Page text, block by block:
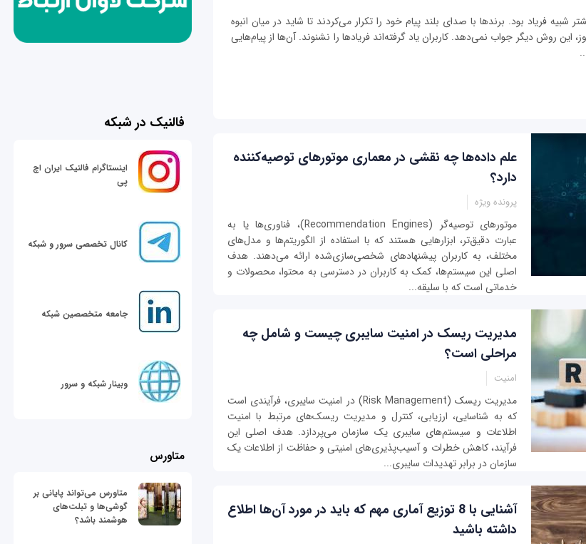
شبیه فریاد بود. برندها با صدای بلند پیام خود را تکرار می‌کردند تا شاید در میان انبوه
این روش دیگر جواب نمی‌دهد. کاربران یاد گرفته‌اند فریادها را نشنوند. آن‌ها از پیام‌هایی
علم داده‌ها چه نقشی در معماری موتورهای توصیه‌کننده
دارد؟
پرونده ویژه
موتورهای توصیه‌گر (Recommendation Engines)، فناوری‌ها یا به
عبارت دقیق‌تر، ابزارهایی هستند که با استفاده از الگوریتم‌ها و مدل‌های
مختلف، به کاربران پیشنهادهای شخصی‌سازی‌شده ارائه می‌دهند. هدف
اصلی این سیستم‌ها، کمک به کاربران در دسترسی به محتوا، محصولات و
خدماتی است که با سلیقه...
مدیریت ریسک در امنیت سایبری چیست و شامل چه
مراحلی است؟
امنیت
مدیریت ریسک (Risk Management) در امنیت سایبری، فرآیندی است
که به شناسایی، ارزیابی، کنترل و مدیریت ریسک‌های مرتبط با امنیت
اطلاعات و سیستم‌های سایبری یک سازمان می‌پردازد. هدف اصلی این
فرآیند، کاهش خطرات و آسیب‌پذیری‌های امنیتی و حفاظت از اطلاعات یک
سازمان در برابر تهدیدات سایبری...
آشنایی با 8 توزیع آماری مهم که باید در مورد آن‌ها اطلاع
داشته باشید
فالنیک در شبکه
اینستاگرام فالنیک ایران اچ
پی
کانال تخصصی سرور و شبکه
جامعه متخصصین شبکه
وبینار شبکه و سرور
متاورس
متاورس می‌تواند پایانی بر
گوشی‌ها و تبلت‌های
هوشمند باشد؟